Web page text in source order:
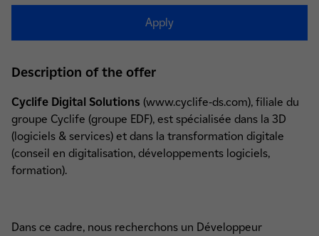
Apply
Description of the offer
Cyclife Digital Solutions (www.cyclife-ds.com), filiale du
groupe Cyclife (groupe EDF), est spécialisée dans la 3D
(logiciels & services) et dans la transformation digitale
(conseil en digitalisation, développements logiciels,
formation).
Dans ce cadre, nous recherchons un Développeur